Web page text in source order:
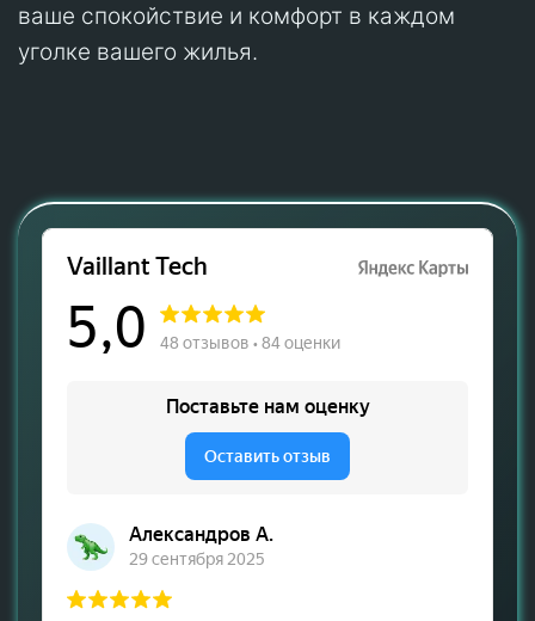
ваше спокойствие и комфорт в каждом
уголке вашего жилья.